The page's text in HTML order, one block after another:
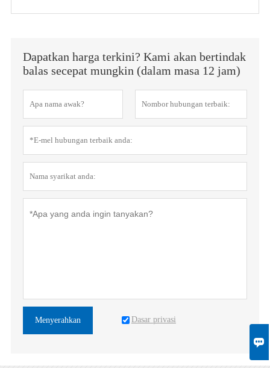

Dapatkan harga terkini? Kami akan bertindak
balas secepat mungkin (dalam masa 12 jam)
Menyerahkan Dasar privasi